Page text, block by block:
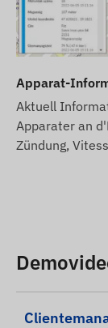
vun eiser
net ëmmer
Apparat-
Aktuell
Apparater an
Zündung,